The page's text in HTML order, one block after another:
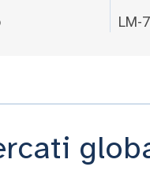
LM-